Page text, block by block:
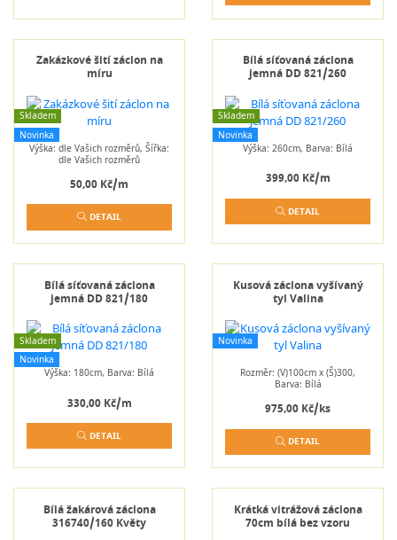
Zakázkové šití záclon na
míru
Skladem
Novinka
Výška: dle Vašich rozměrů, Šířka:
dle Vašich rozměrů
50,00 Kč/m
DETAIL
Bílá síťovaná záclona
jemná DD 821/260
Skladem
Novinka
Výška: 260cm, Barva: Bílá
399,00 Kč/m
DETAIL
Bílá síťovaná záclona
jemná DD 821/180
Skladem
Novinka
Výška: 180cm, Barva: Bílá
330,00 Kč/m
DETAIL
Kusová záclona vyšívaný
tyl Valina
Novinka
Rozměr: (V)100cm x (Š)300,
Barva: Bílá
975,00 Kč/ks
DETAIL
Bílá žakárová záclona
316740/160 Květy
Krátká vitrážová záclona
70cm bílá bez vzoru